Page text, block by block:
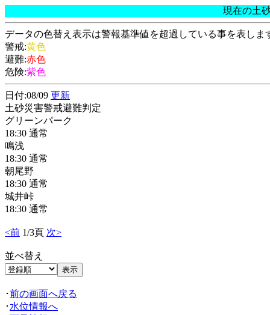
現在の土
データの色替え表示は警報基準値を超過している事を表しま
警戒:黄色
避難:赤色
危険:紫色
日付:08/09 更新
土砂災害警戒避難判定
グリーンパーク
18:30 通常
鳴浅
18:30 通常
朝尾野
18:30 通常
城井峠
18:30 通常
<前 1/3頁 次>
並べ替え
･前の画面へ戻る
･ 水位情報へ